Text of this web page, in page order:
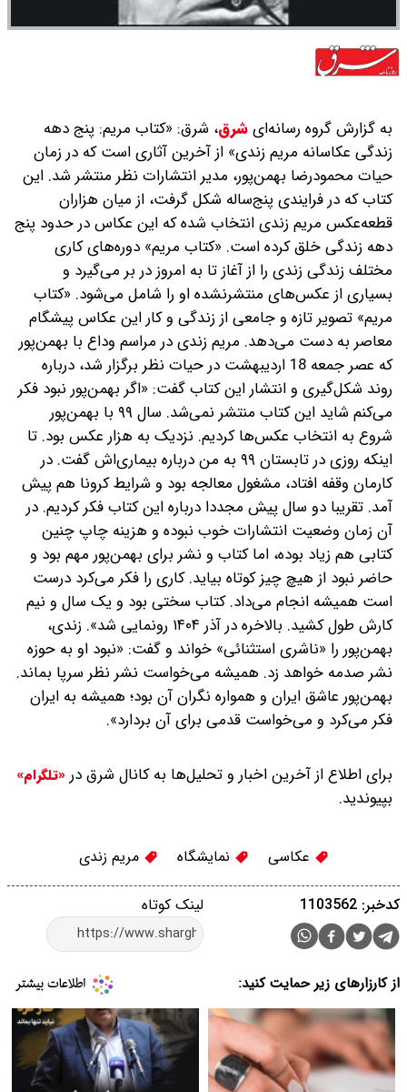
به گزارش گروه رسانه‌ایشرق، شرق: «کتاب مریم: پنج دهه
زندگی عکاسانه مریم زندی» از آخرین آثاری است که در زمان
حیات محمودرضا بهمن‌پور، مدیر انتشارات نظر منتشر شد. این
کتاب که در فرایندی پنج‌ساله شکل گرفت، از میان هزاران
قطعه‌عکس مریم زندی انتخاب شده که این عکاس در حدود پنج
دهه زندگی خلق کرده است. «کتاب مریم» دوره‌های کاری
مختلف زندگی زندی را از آغاز تا به امروز در بر می‌گیرد و
بسیاری از عکس‌های منتشرنشده او را شامل می‌شود. «کتاب
مریم» تصویر تازه‌ و جامعی از زندگی و کار این عکاس پیشگام
معاصر به دست می‌دهد. مریم زندی در مراسم وداع با بهمن‌پور
که عصر جمعه 18 اردیبهشت در حیات نظر برگزار شد، درباره
روند شکل‌گیری و انتشار این کتاب گفت: «اگر بهمن‌پور نبود فکر
می‌کنم شاید این کتاب منتشر نمی‌شد. سال ۹۹ با بهمن‌پور
شروع به انتخاب عکس‌ها کردیم. نزدیک به هزار عکس بود. تا
اینکه روزی در تابستان ۹۹ به من درباره بیماری‌اش گفت. در
کارمان وقفه افتاد، مشغول معالجه بود و شرایط کرونا هم پیش
آمد. تقریبا دو سال پیش مجددا درباره این کتاب فکر کردیم. در
آن زمان وضعیت انتشارات خوب نبوده و هزینه چاپ چنین
کتابی هم زیاد بوده، اما کتاب و نشر برای بهمن‌پور مهم بود و
حاضر نبود از هیچ چیز کوتاه بیاید. کاری را فکر می‌کرد درست
است همیشه انجام می‌داد. کتاب سختی بود و یک سال و نیم
کارش طول کشید. بالاخره در آذر ۱۴۰۴ رونمایی شد». زندی،
بهمن‌پور را «ناشری استثنائی» خواند و گفت: «نبود او به حوزه
نشر صدمه خواهد زد. همیشه می‌خواست نشر نظر سرپا بماند.
بهمن‌پور عاشق ایران و همواره نگران آن بود؛ همیشه به ایران
فکر می‌کرد و می‌خواست قدمی برای آن بردارد».
برای اطلاع از آخرین اخبار و تحلیل‌ها به کانال شرق در «تلگرام»
بپیوندید.
عکاسی نمایشگاه مریم زندی
لینک کوتاه کدخبر: 1103562
از کارزارهای زیر حمایت کنید: